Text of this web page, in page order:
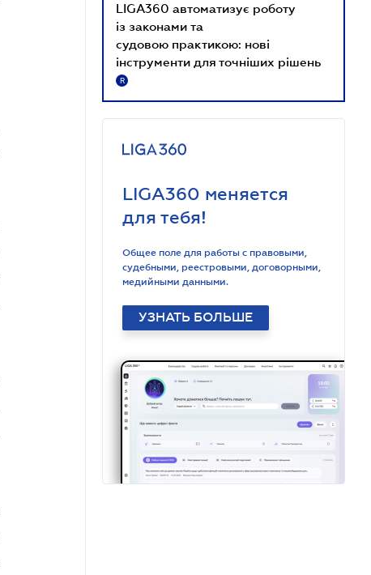
LIGA360 автоматизує роботу
із законами та
судовою практикою: нові
інструменти для точніших рішень
R
LIGA360 меняется
для тебя!
Общее поле для работы с правовыми,
судебными, реестровыми, договорными,
медийными данными.
УЗНАТЬ БОЛЬШЕ